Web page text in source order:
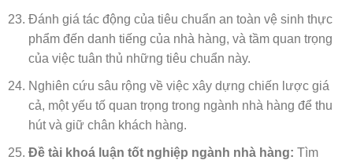
Đánh giá tác động của tiêu chuẩn an toàn vệ sinh thực
phẩm đến danh tiếng của nhà hàng, và tầm quan trọng
của việc tuân thủ những tiêu chuẩn này.
Nghiên cứu sâu rộng về việc xây dựng chiến lược giá
cả, một yếu tố quan trọng trong ngành nhà hàng để thu
hút và giữ chân khách hàng.
Đề tài khoá luận tốt nghiệp ngành nhà hàng: Tìm